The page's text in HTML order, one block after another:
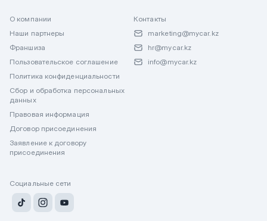
О компании
Наши партнеры
Франшиза
Пользовательское соглашение
Политика конфиденциальности
Сбор и обработка персональных
данных
Правовая информация
Договор присоединения
Заявление к договору
присоединения
Контакты
marketing@mycar.kz
hr@mycar.kz
info@mycar.kz
Социальные сети